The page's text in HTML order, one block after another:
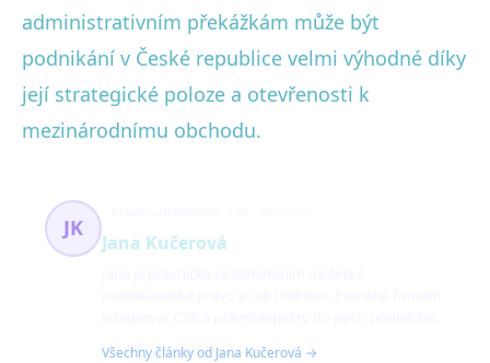
administrativním překážkám může být
podnikání v České republice velmi výhodné díky
její strategické poloze a otevřenosti k
mezinárodnímu obchodu.
JK
Jana Kučerová
Všechny články od Jana Kučerová →